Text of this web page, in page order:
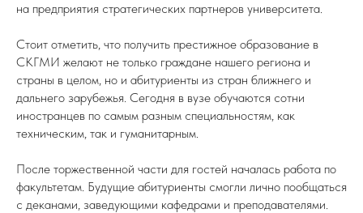
на предприятия стратегических партнеров университета.
Стоит отметить, что получить престижное образование в
СКГМИ желают не только граждане нашего региона и
страны в целом, но и абитуриенты из стран ближнего и
дальнего зарубежья. Сегодня в вузе обучаются сотни
иностранцев по самым разным специальностям, как
техническим, так и гуманитарным.
После торжественной части для гостей началась работа по
факультетам. Будущие абитуриенты смогли лично пообщаться
с деканами, заведующими кафедрами и преподавателями.